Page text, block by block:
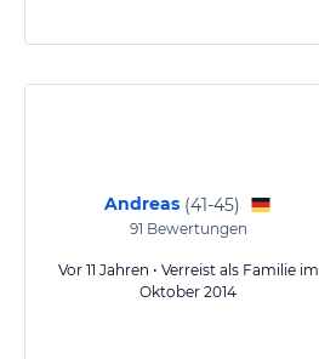
Andreas (41-45)
91 Bewertungen
Vor 11 Jahren • Verreist als Familie im
Oktober 2014